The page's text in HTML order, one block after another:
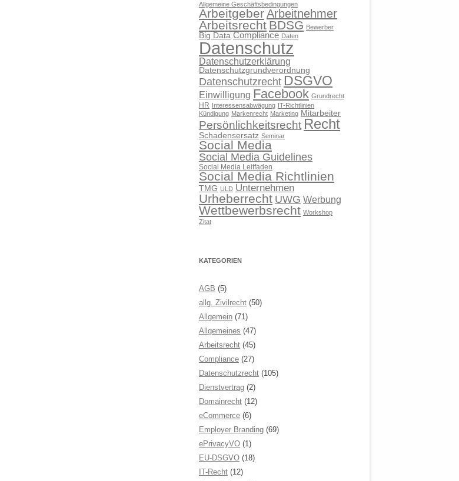
Allgemeine Geschäftsbedingungen
ArbeitgeberArbeitnehmer
Arbeitsrecht BDSG Bewerber
Big Data Compliance Daten
Datenschutz
Datenschutzerklärung
Datenschutzgrundverordnung
Datenschutzrecht DSGVO
Einwilligung Facebook Grundrecht
HR Interessensabwägung IT-Richtlinien
Kündigung Markenrecht Marketing Mitarbeiter
Persönlichkeitsrecht Recht
Schadensersatz Seminar
Social Media
Social Media Guidelines
Social Media Leitfaden
Social Media Richtlinien
TMG ULD Unternehmen
Urheberrecht UWG Werbung
Wettbewerbsrecht Workshop
Zitat
KATEGORIEN
AGB (5)
allg. Zivilrecht (50)
Allgemein (71)
Allgemeines (47)
Arbeitsrecht (45)
Compliance (27)
Datenschutzrecht (105)
Dienstvertrag (2)
Domainrecht (12)
eCommerce (6)
Employer Branding (69)
ePrivacyVO (1)
EU-DSGVO (18)
IT-Recht (12)